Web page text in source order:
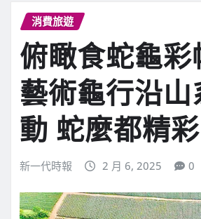
消費旅遊
俯瞰食蛇龜彩
藝術龜行沿山
動 蛇麼都精彩
新一代時報 2 月 6, 2025 0